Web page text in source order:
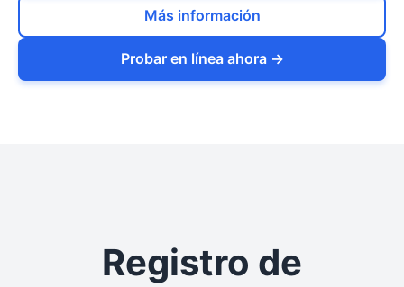
Más información
Probar en línea ahora →
Registro de